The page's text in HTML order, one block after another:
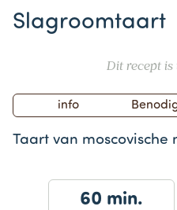
Slagroomtaart
Dit recept is
of
info
Taart van moscovische
60 min.